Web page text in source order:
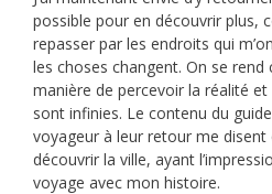
possible pour en découvrir plus,
repasser par les endroits qui
les choses changent. On se
manière de percevoir la réalité
sont infinies. Le contenu du
voyageur à leur retour me disent
découvrir la ville, ayant
voyage avec mon histoire.